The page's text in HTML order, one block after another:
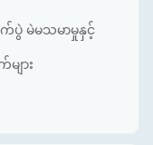
ပွဲ မဲမသမာမှုနှင့်
ျား